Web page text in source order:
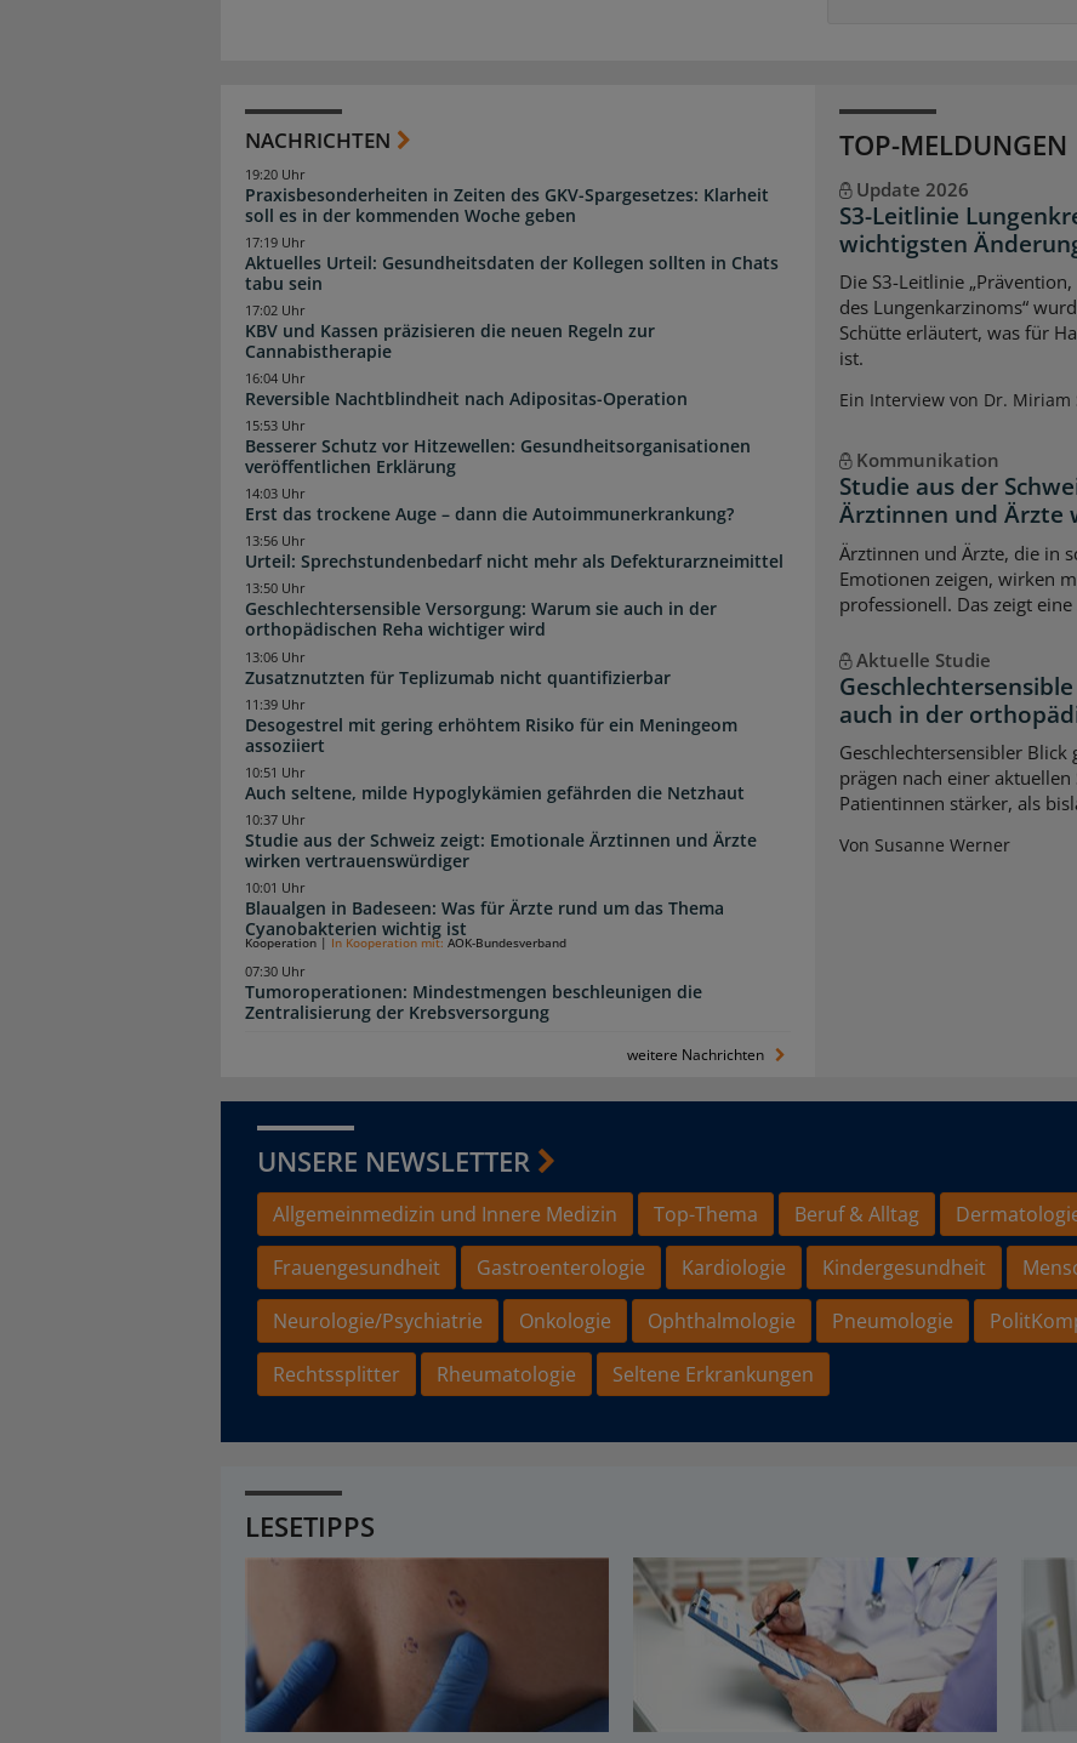
NACHRICHTEN
Praxisbesonderheiten in Zeiten des GKV-Spargesetzes: Klarheit
soll es in der kommenden Woche geben
19:20 Uhr
Aktuelles Urteil: Gesundheitsdaten der Kollegen sollten in Chats
tabu sein
17:19 Uhr
KBV und Kassen präzisieren die neuen Regeln zur
Cannabistherapie
17:02 Uhr
Reversible Nachtblindheit nach Adipositas-Operation
16:04 Uhr
Besserer Schutz vor Hitzewellen: Gesundheitsorganisationen
veröffentlichen Erklärung
15:53 Uhr
Erst das trockene Auge – dann die Autoimmunerkrankung?
14:03 Uhr
Urteil: Sprechstundenbedarf nicht mehr als Defekturarzneimittel
13:56 Uhr
Geschlechtersensible Versorgung: Warum sie auch in der
orthopädischen Reha wichtiger wird
13:50 Uhr
Zusatznutzten für Teplizumab nicht quantifizierbar
13:06 Uhr
Desogestrel mit gering erhöhtem Risiko für ein Meningeom
assoziiert
11:39 Uhr
Auch seltene, milde Hypoglykämien gefährden die Netzhaut
10:51 Uhr
Studie aus der Schweiz zeigt: Emotionale Ärztinnen und Ärzte
wirken vertrauenswürdiger
10:37 Uhr
Blaualgen in Badeseen: Was für Ärzte rund um das Thema
Cyanobakterien wichtig ist
10:01 Uhr
Tumoroperationen: Mindestmengen beschleunigen die
Zentralisierung der Krebsversorgung
Kooperation In Kooperation mit: AOK-Bundesverband
07:30 Uhr
weitere Nachrichten
TOP-MELDUNGEN
Update 2026
S3-Leitlinie
wichtigsten
Die S3-Leitlinie
des Lungenkarzinoms“
Schütte erläutert, was für
ist.
Ein Interview von Dr. Miriam
Kommunikation
Studie aus der
Ärztinnen und Ärzte
Ärztinnen und Ärzte, die in
Emotionen zeigen, wirken
professionell. Das zeigt
Aktuelle Studie
auch in der
Geschlechtersensibler Blick
prägen nach einer
Patientinnen stärker, als
Von Susanne Werner
UNSERE NEWSLETTER
Allgemeinmedizin und Innere Medizin Top-Thema Beruf & Alltag
Frauengesundheit
Gastroenterologie Kardiologie Kindergesundheit
Neurologie/Psychiatrie
Onkologie Ophthalmologie Pneumologie
Rechtssplitter
Rheumatologie Seltene Erkrankungen
LESETIPPS